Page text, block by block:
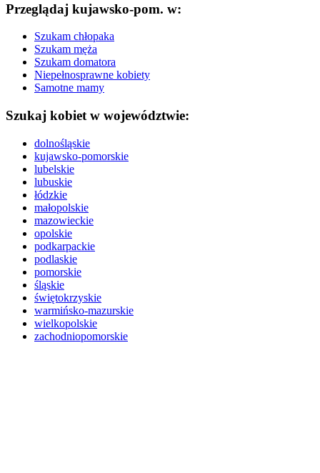
Przeglądaj kujawsko-pom. w:
Szukam chłopaka
Szukam męża
Szukam domatora
Niepełnosprawne kobiety
Samotne mamy
Szukaj kobiet w województwie:
dolnośląskie
kujawsko-pomorskie
lubelskie
lubuskie
łódzkie
małopolskie
mazowieckie
opolskie
podkarpackie
podlaskie
pomorskie
śląskie
świętokrzyskie
warmińsko-mazurskie
wielkopolskie
zachodniopomorskie